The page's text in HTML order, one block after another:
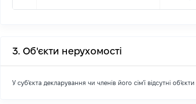
3. Об'єкти нерухомості
У суб'єкта декларування чи членів його сім'ї відсутні